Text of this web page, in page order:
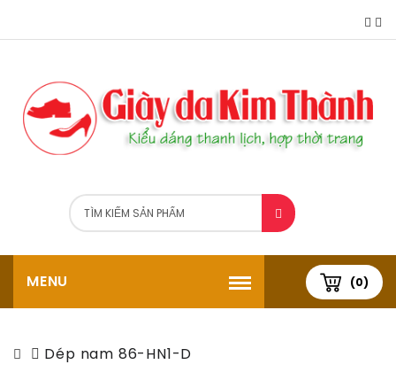
(0)
MENU
Dép nam 86-HN1-D